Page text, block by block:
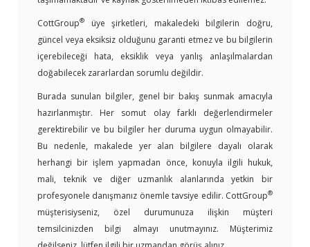
CottGroup®
üye şirketleri, makaledeki bilgilerin doğru,
güncel veya eksiksiz olduğunu garanti etmez ve bu bilgilerin
içerebileceği hata, eksiklik veya yanlış anlaşılmalardan
doğabilecek zararlardan sorumlu değildir.
Burada sunulan bilgiler, genel bir bakış sunmak amacıyla
hazırlanmıştır. Her somut olay farklı değerlendirmeler
gerektirebilir ve bu bilgiler her duruma uygun olmayabilir.
Bu nedenle, makalede yer alan bilgilere dayalı olarak
herhangi bir işlem yapmadan önce, konuyla ilgili hukuk,
mali, teknik ve diğer uzmanlık alanlarında yetkin bir
profesyonele danışmanız önemle tavsiye edilir. CottGroup®
müşterisiyseniz, özel durumunuza ilişkin müşteri
temsilcinizden bilgi almayı unutmayınız. Müşterimiz